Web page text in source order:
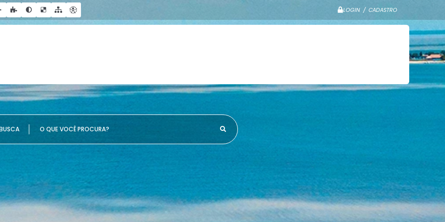
LOGIN / CADASTRO
VOCÊ PROCURA?